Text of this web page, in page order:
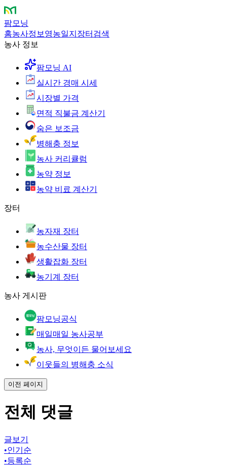
팜모닝
홈농사정보 영농일지 장터 검색
농사 정보
팜모닝 AI
실시간 경매 시세
시장별 가격
면적 직불금 계산기
숨은 보조금
병해충 정보
농사 커리큘럼
농약 정보
농약 비료 계산기
장터
농자재 장터
농수산물 장터
생활잡화 장터
농기계 장터
농사 게시판
팜모닝공식
매일매일 농사공부
농사, 무엇이든 물어보세요
이웃들의 병해충 소식
이전 페이지
전체 댓글
글보기
•인기순
•등록순